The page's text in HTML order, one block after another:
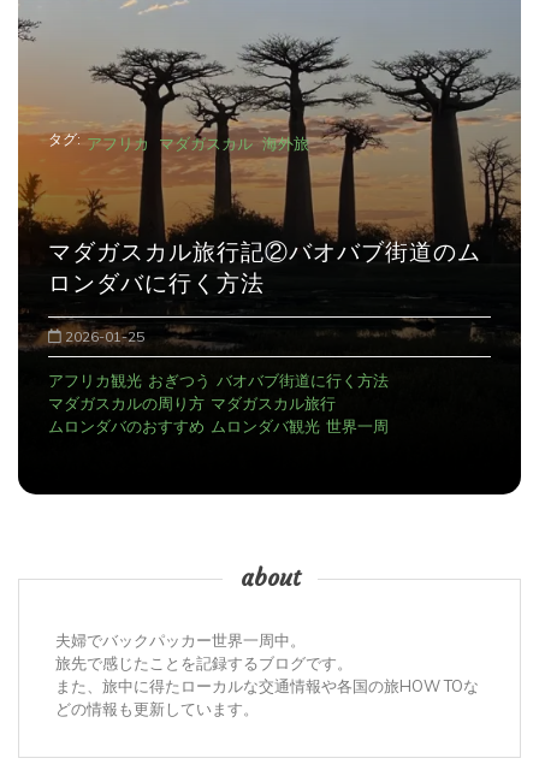
アフリカ マダガスカル 海外旅
マダガスカル旅行記①
2025-12-29
アンタナナリボのデモ アンタナナリボの宿
マダガスカルの治安 マダガスカル観光 世界一周
about
夫婦でバックパッカー世界一周中。
旅先で感じたことを記録するブログです。
また、旅中に得たローカルな交通情報や各国の旅HOW TOな
どの情報も更新しています。